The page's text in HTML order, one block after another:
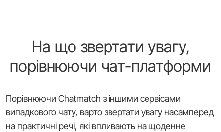
На що звертати увагу,
порівнюючи чат-платформи
Порівнюючи Chatmatch з іншими сервісами
випадкового чату, варто звертати увагу насамперед
на практичні речі, які впливають на щоденне